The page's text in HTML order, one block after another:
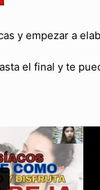
y empezar a
el final y te